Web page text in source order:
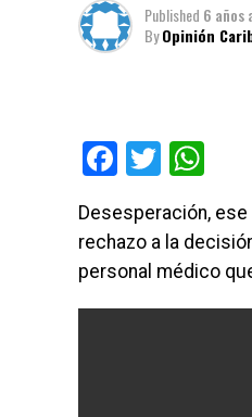
Published 6 años
ByOpinión
Facebook
Twitter
Desesperación,
rechazo a la
personal médico